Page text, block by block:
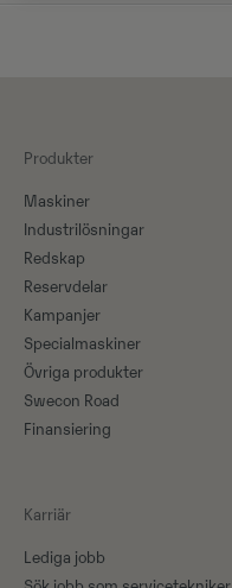
Produkter
Maskiner​
Industrilösningar
Redskap
Reservdelar
Kampanjer
Specialmaskiner
Övriga produkter
Swecon Road
Finansiering
Karriär
Lediga jobb